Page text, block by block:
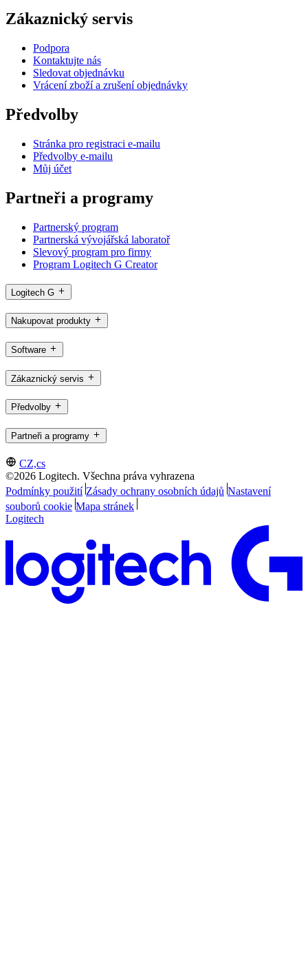
Zákaznický servis
Podpora
Kontaktujte nás
Sledovat objednávku
Vrácení zboží a zrušení objednávky
Předvolby
Stránka pro registraci e-mailu
Předvolby e-mailu
Můj účet
Partneři a programy
Partnerský program
Partnerská vývojářská laboratoř
Slevový program pro firmy
Program Logitech G Creator
Logitech G
Nakupovat produkty
Software
Zákaznický servis
Předvolby
Partneři a programy
CZ,cs
©2026 Logitech. Všechna práva vyhrazena
Podmínky použití Zásady ochrany osobních údajů Nastavení
souborů cookie Mapa stránek
Logitech